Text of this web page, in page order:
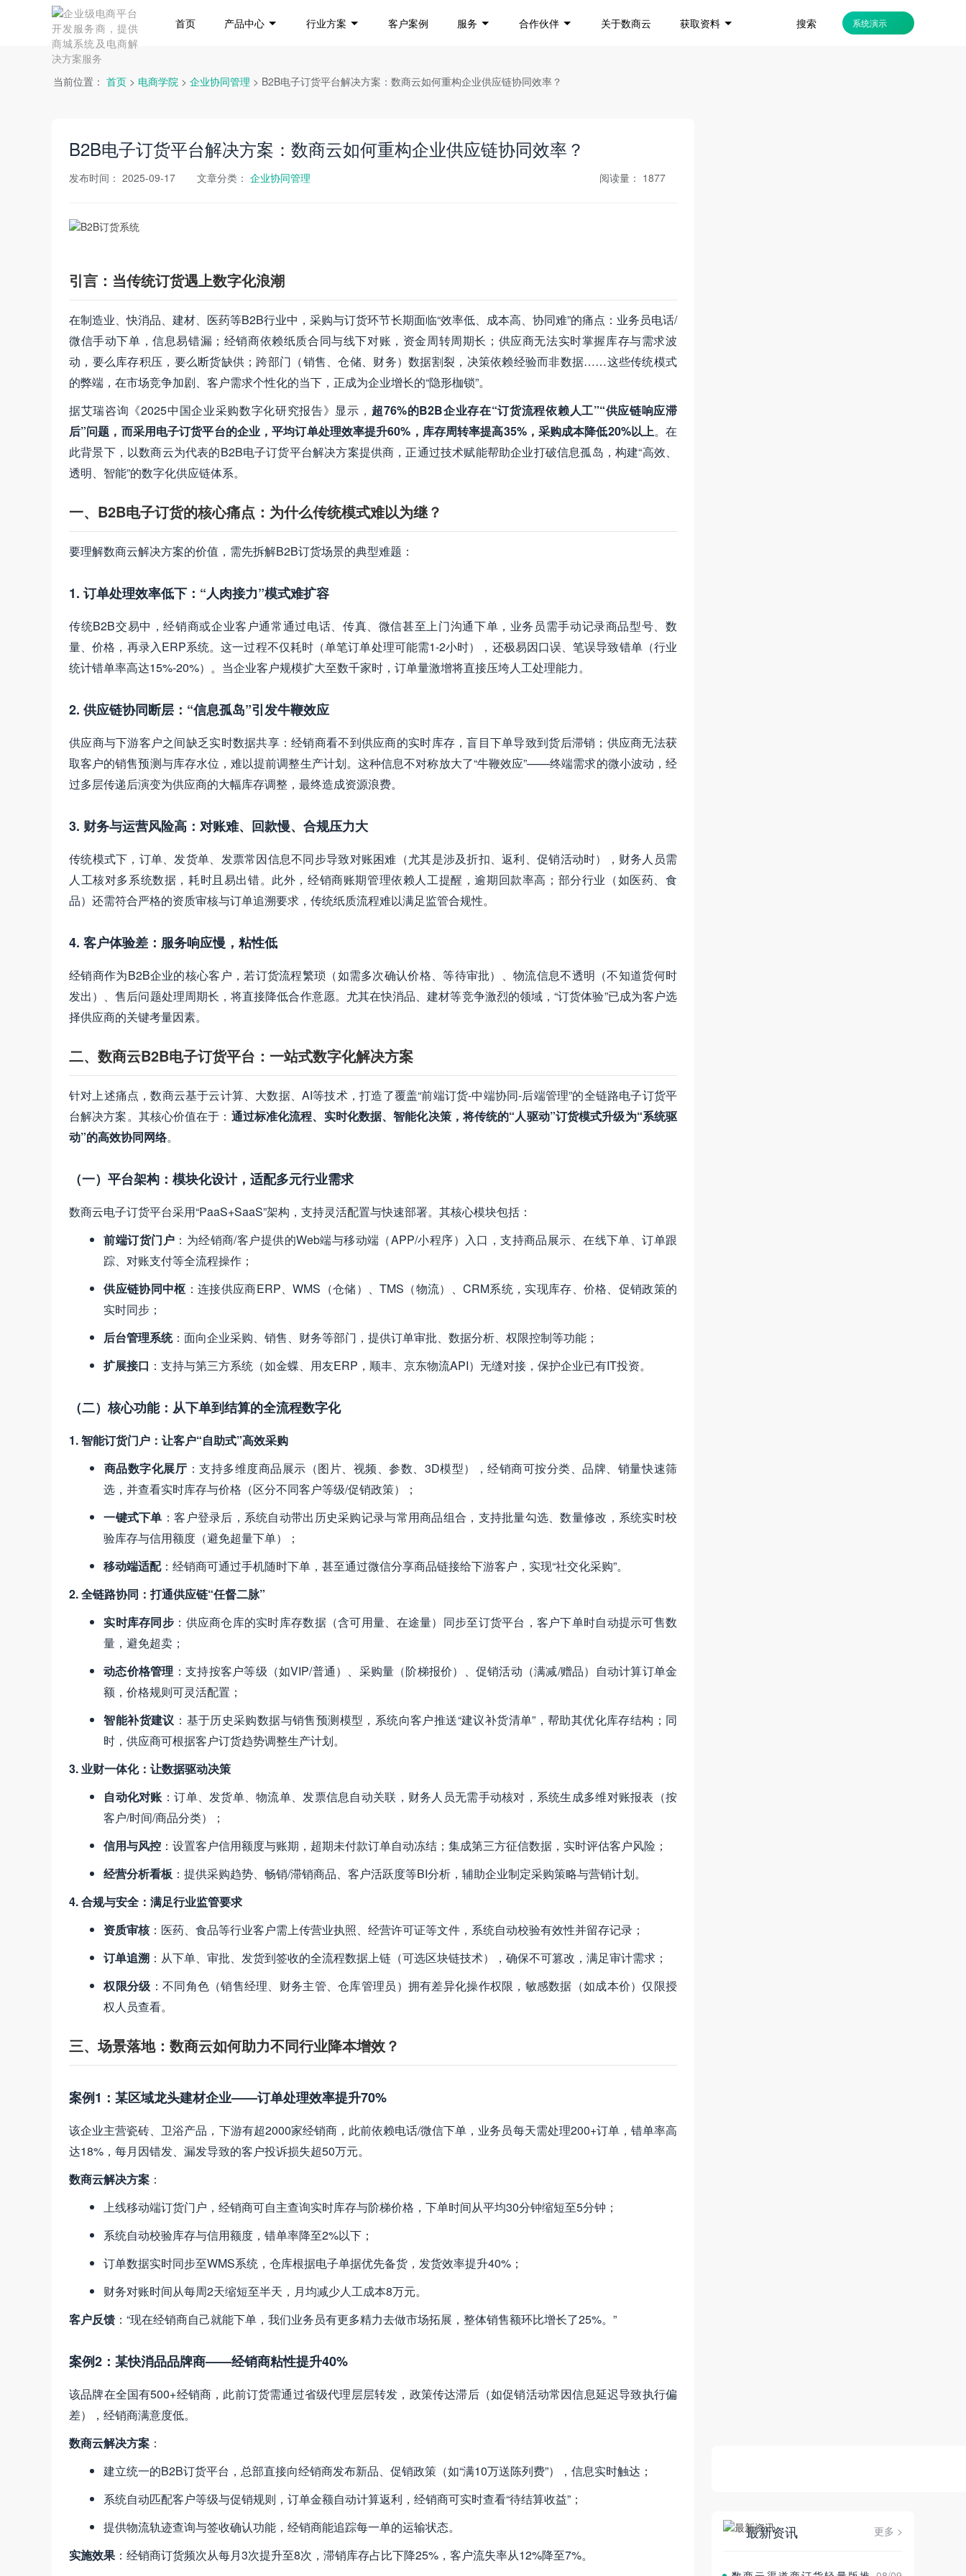
首页 产品中心 行业方案 客户案例 服务 合作伙伴 关于数商云 获取资料 搜索 系统演示
当前位置： 首页 > 电商学院 > 企业协同管理 > B2B电子订货平台解决方案：数商云如何重构企业供应链协同效率？
B2B电子订货平台解决方案：数商云如何重构企业供应链协同效率？
发布时间： 2025-09-17 文章分类： 企业协同管理 阅读量： 1877
引言：当传统订货遇上数字化浪潮
在制造业、快消品、建材、医药等B2B行业中，采购与订货环节长期面临“效率低、成本高、协同难”的痛点：业务员电话/
微信手动下单，信息易错漏；经销商依赖纸质合同与线下对账，资金周转周期长；供应商无法实时掌握库存与需求波
动，要么库存积压，要么断货缺供；跨部门（销售、仓储、财务）数据割裂，决策依赖经验而非数据……这些传统模式
的弊端，在市场竞争加剧、客户需求个性化的当下，正成为企业增长的“隐形枷锁”。
据艾瑞咨询《2025中国企业采购数字化研究报告》显示，​ 超76%的B2B企业存在“订货流程依赖人工”“供应链响应滞
后”问题，而采用电子订货平台的企业，平均订单处理效率提升60%，库存周转率提高35%，采购成本降低20%以上。在
此背景下，以数商云为代表的B2B电子订货平台解决方案提供商，正通过技术赋能帮助企业打破信息孤岛，构建“高效、
透明、智能”的数字化供应链体系。
一、B2B电子订货的核心痛点：为什么传统模式难以为继？
要理解数商云解决方案的价值，需先拆解B2B订货场景的典型难题：
1. 订单处理效率低下：“人肉接力”模式难扩容
传统B2B交易中，经销商或企业客户通常通过电话、传真、微信甚至上门沟通下单，业务员需手动记录商品型号、数
量、价格，再录入ERP系统。这一过程不仅耗时（单笔订单处理可能需1-2小时），还极易因口误、笔误导致错单（行业
统计错单率高达15%-20%）。当企业客户规模扩大至数千家时，订单量激增将直接压垮人工处理能力。
2. 供应链协同断层：“信息孤岛”引发牛鞭效应
供应商与下游客户之间缺乏实时数据共享：经销商看不到供应商的实时库存，盲目下单导致到货后滞销；供应商无法获
取客户的销售预测与库存水位，难以提前调整生产计划。这种信息不对称放大了“牛鞭效应”——终端需求的微小波动，经
过多层传递后演变为供应商的大幅库存调整，最终造成资源浪费。
3. 财务与运营风险高：对账难、回款慢、合规压力大
传统模式下，订单、发货单、发票常因信息不同步导致对账困难（尤其是涉及折扣、返利、促销活动时），财务人员需
人工核对多系统数据，耗时且易出错。此外，经销商账期管理依赖人工提醒，逾期回款率高；部分行业（如医药、食
品）还需符合严格的资质审核与订单追溯要求，传统纸质流程难以满足监管合规性。
4. 客户体验差：服务响应慢，粘性低
经销商作为B2B企业的核心客户，若订货流程繁琐（如需多次确认价格、等待审批）、物流信息不透明（不知道货何时
发出）、售后问题处理周期长，将直接降低合作意愿。尤其在快消品、建材等竞争激烈的领域，“订货体验”已成为客户选
择供应商的关键考量因素。
二、数商云B2B电子订货平台：一站式数字化解决方案
针对上述痛点，数商云基于云计算、大数据、AI等技术，打造了覆盖“前端订货-中端协同-后端管理”的全链路电子订货平
台解决方案。其核心价值在于：​ 通过标准化流程、实时化数据、智能化决策，将传统的“人驱动”订货模式升级为“系统驱
动”的高效协同网络。
（一）平台架构：模块化设计，适配多元行业需求
数商云电子订货平台采用“PaaS+SaaS”架构，支持灵活配置与快速部署。其核心模块包括：
前端订货门户​：为经销商/客户提供的Web端与移动端（APP/小程序）入口，支持商品展示、在线下单、订单跟
踪、对账支付等全流程操作；
供应链协同中枢 ​：连接供应商ERP、WMS（仓储）、TMS（物流）、CRM系统，实现库存、价格、促销政策的
实时同步；
后台管理系统​：面向企业采购、销售、财务等部门，提供订单审批、数据分析、权限控制等功能；
扩展接口 ​：支持与第三方系统（如金蝶、用友ERP，顺丰、京东物流API）无缝对接，保护企业已有IT投资。
（二）核心功能：从下单到结算的全流程数字化
1. 智能订货门户：让客户“自助式”高效采购
商品数字化展厅 ​：支持多维度商品展示（图片、视频、参数、3D模型），经销商可按分类、品牌、销量快速筛
选，并查看实时库存与价格（区分不同客户等级/促销政策）；
一键式下单 ​：客户登录后，系统自动带出历史采购记录与常用商品组合，支持批量勾选、数量修改，系统实时校
验库存与信用额度（避免超量下单）；
移动端适配​：经销商可通过手机随时下单，甚至通过微信分享商品链接给下游客户，实现“社交化采购”。
2. 全链路协同：打通供应链“任督二脉”
实时库存同步​：供应商仓库的实时库存数据（含可用量、在途量）同步至订货平台，客户下单时自动提示可售数
量，避免超卖；
动态价格管理 ​：支持按客户等级（如VIP/普通）、采购量（阶梯报价）、促销活动（满减/赠品）自动计算订单金
额，价格规则可灵活配置；
智能补货建议 ​：基于历史采购数据与销售预测模型，系统向客户推送“建议补货清单”，帮助其优化库存结构；同
时，供应商可根据客户订货趋势调整生产计划。
3. 业财一体化：让数据驱动决策
自动化对账 ​：订单、发货单、物流单、发票信息自动关联，财务人员无需手动核对，系统生成多维对账报表（按
客户/时间/商品分类）；
信用与风控 ​：设置客户信用额度与账期，超期未付款订单自动冻结；集成第三方征信数据，实时评估客户风险；
经营分析看板 ​：提供采购趋势、畅销/滞销商品、客户活跃度等BI分析，辅助企业制定采购策略与营销计划。
4. 合规与安全：满足行业监管要求
资质审核​：医药、食品等行业客户需上传营业执照、经营许可证等文件，系统自动校验有效性并留存记录；
订单追溯 ​：从下单、审批、发货到签收的全流程数据上链（可选区块链技术），确保不可篡改，满足审计需求；
权限分级 ​：不同角色（销售经理、财务主管、仓库管理员）拥有差异化操作权限，敏感数据（如成本价）仅限授
权人员查看。
三、场景落地：数商云如何助力不同行业降本增效？
案例1：某区域龙头建材企业——订单处理效率提升70%
该企业主营瓷砖、卫浴产品，下游有超2000家经销商，此前依赖电话/微信下单，业务员每天需处理200+订单，错单率高
达18%，每月因错发、漏发导致的客户投诉损失超50万元。
数商云解决方案 ​：
上线移动端订货门户，经销商可自主查询实时库存与阶梯价格，下单时间从平均30分钟缩短至5分钟；
系统自动校验库存与信用额度，错单率降至2%以下；
订单数据实时同步至WMS系统，仓库根据电子单据优先备货，发货效率提升40%；
财务对账时间从每周2天缩短至半天，月均减少人工成本8万元。
客户反馈 ​：“现在经销商自己就能下单，我们业务员有更多精力去做市场拓展，整体销售额环比增长了25%。”
案例2：某快消品品牌商——经销商粘性提升40%
该品牌在全国有500+经销商，此前订货需通过省级代理层层转发，政策传达滞后（如促销活动常因信息延迟导致执行偏
差），经销商满意度低。
数商云解决方案 ​：
建立统一的B2B订货平台，总部直接向经销商发布新品、促销政策（如“满10万送陈列费”），信息实时触达；
系统自动匹配客户等级与促销规则，订单金额自动计算返利，经销商可实时查看“待结算收益”；
提供物流轨迹查询与签收确认功能，经销商能追踪每一单的运输状态。
实施效果 ​：经销商订货频次从每月3次提升至8次，滞销库存占比下降25%，客户流失率从12%降至7%。
最新资讯 更多 >